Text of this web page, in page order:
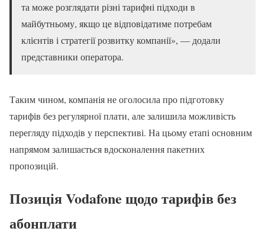
та може розглядати різні тарифні підходи в
майбутньому, якщо це відповідатиме потребам
клієнтів і стратегії розвитку компанії», — додали
представники оператора.
Таким чином, компанія не оголосила про підготовку
тарифів без регулярної плати, але залишила можливість
перегляду підходів у перспективі. На цьому етапі основним
напрямом залишається вдосконалення пакетних
пропозицій.
Позиція Vodafone щодо тарифів без
абонплати